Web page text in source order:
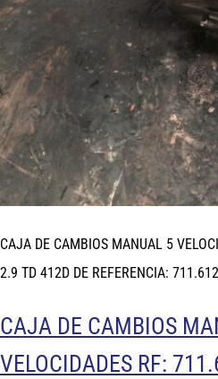
CAJA DE CAMBIOS MANUAL 5
2.9 TD 412D DE REFERENCIA: 711.612
CAJA DE CAMBIOS
VELOCIDADES RF: